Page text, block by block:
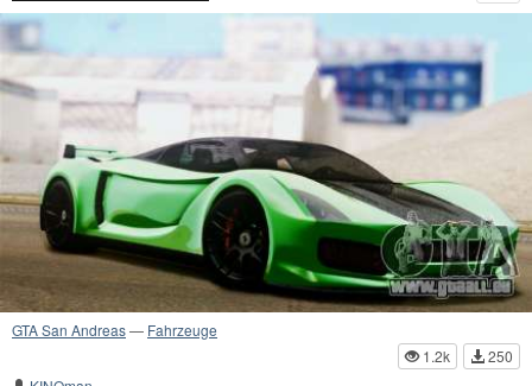
GTA San Andreas— Fahrzeuge
1.2k
250